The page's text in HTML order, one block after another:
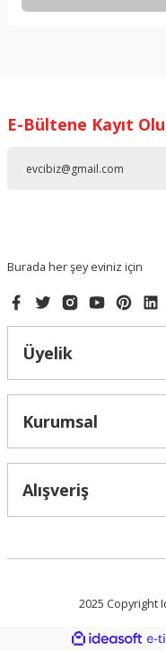
Ürün resmi kalitesiz,
E-Bültene Kayıt
Burada her şey eviniz için
Üyelik
Kurumsal
Alışveriş
2025 Copyright